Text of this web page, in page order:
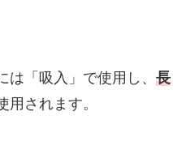
は「吸入」で使用し、 長
用されます。